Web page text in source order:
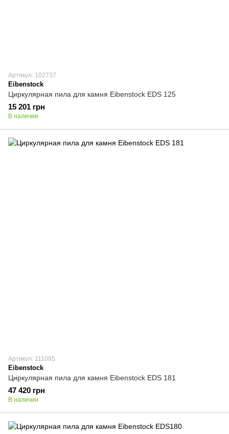
Артикул: 102737
Eibenstock
Циркулярная пила для камня Eibenstock EDS 125
15 201 грн
В наличии
Артикул: 111095
Eibenstock
Циркулярная пила для камня Eibenstock EDS 181
47 420 грн
В наличии